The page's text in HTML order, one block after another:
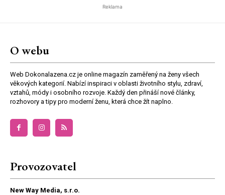
Reklama
O webu
Web Dokonalazena.cz je online magazín zaměřený na ženy všech
věkových kategorií. Nabízí inspiraci v oblasti životního stylu, zdraví,
vztahů, módy i osobního rozvoje. Každý den přináší nové články,
rozhovory a tipy pro moderní ženu, která chce žít naplno.
Provozovatel
New Way Media, s.r.o.